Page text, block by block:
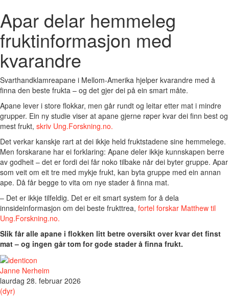
Apar delar hemmeleg
fruktinformasjon med
kvarandre
Svarthandklamreapane i Mellom-Amerika hjelper kvarandre med å
finna den beste frukta – og det gjer dei på ein smart måte.
Apane lever i store flokkar, men går rundt og leitar etter mat i mindre
grupper. Ein ny studie viser at apane gjerne røper kvar dei finn best og
mest frukt, skriv Ung.Forskning.no.
Det verkar kanskje rart at dei ikkje held fruktstadene sine hemmelege.
Men forskarane har ei forklaring: Apane deler ikkje kunnskapen berre
av godheit – det er fordi dei får noko tilbake når dei byter gruppe. Apar
som veit om eit tre med mykje frukt, kan byta gruppe med ein annan
ape. Då får begge to vita om nye stader å finna mat.
– Det er ikkje tilfeldig. Det er eit smart system for å dela
innsideinformasjon om dei beste frukttrea, fortel forskar Matthew til
Ung.Forskning.no.
Slik får alle apane i flokken litt betre oversikt over kvar det finst
mat – og ingen går tom for gode stader å finna frukt.
Janne Nerheim
laurdag 28. februar 2026
(dyr)